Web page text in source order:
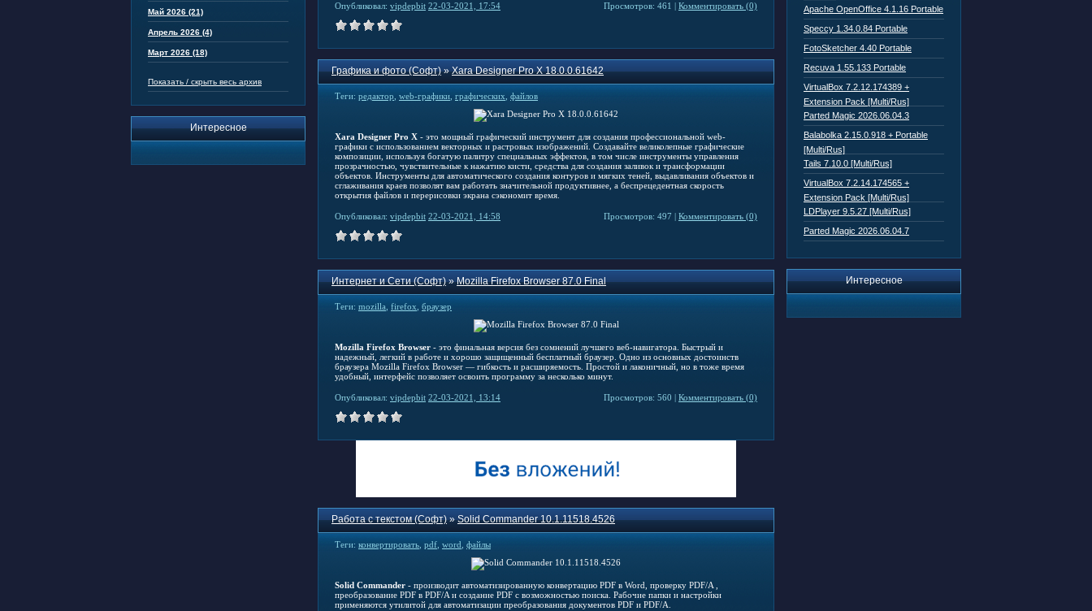
Май 2026 (21)
Апрель 2026 (4)
Март 2026 (18)
Показать / скрыть весь архив
Интересное
Apache OpenOffice 4.1.16 Portable
Speccy 1.34.0.84 Portable
FotoSketcher 4.40 Portable
Recuva 1.55.133 Portable
VirtualBox 7.2.12.174389 +
Extension Pack [Multi/Rus]
Parted Magic 2026.06.04.3
Balabolka 2.15.0.918 + Portable
[Multi/Rus]
Tails 7.10.0 [Multi/Rus]
VirtualBox 7.2.14.174565 +
Extension Pack [Multi/Rus]
LDPlayer 9.5.27 [Multi/Rus]
Parted Magic 2026.06.04.7
Интересное
Опубликовал: vipdepbit 22-03-2021, 17:54 Просмотров: 461 | Комментировать (0)
Графика и фото (Софт)»Xara Designer Pro X 18.0.0.61642
Теги: редактор web-графики графических файлов
Xara Designer Pro X - это мощный графический инструмент для создания профессиональной web-
графики с использованием векторных и растровых изображений. Создавайте великолепные графические
композиции, используя богатую палитру специальных эффектов, в том числе инструменты управления
прозрачностью, чувствительные к нажатию кисти, средства для создания заливок и трансформации
объектов. Инструменты для автоматического создания контуров и мягких теней, выдавливания объектов и
сглаживания краев позволят вам работать значительной продуктивнее, а беспрецедентная скорость
открытия файлов и перерисовки экрана сэкономит время.
Опубликовал: vipdepbit 22-03-2021, 14:58 Просмотров: 497 | Комментировать (0)
Интернет и Сети (Софт)»Mozilla Firefox Browser 87.0 Final
Теги: mozilla firefox браузер
Mozilla Firefox Browser - это финальная версия без сомнений лучшего веб-навигатора. Быстрый и
надежный, легкий в работе и хорошо защищенный бесплатный браузер. Одно из основных достоинств
браузера Mozilla Firefox Browser — гибкость и расширяемость. Простой и лаконичный, но в тоже время
удобный, интерфейс позволяет освоить программу за несколько минут.
Опубликовал: vipdepbit 22-03-2021, 13:14 Просмотров: 560 | Комментировать (0)
Работа с текстом (Софт)»Solid Commander 10.1.11518.4526
Теги: конвертировать pdf word файлы
Solid Commander - производит автоматизированную конвертацию PDF в Word, проверку PDF/A ,
преобразование PDF в PDF/A и создание PDF с возможностью поиска. Рабочие папки и настройки
применяются утилитой для автоматизации преобразования документов PDF и PDF/A.